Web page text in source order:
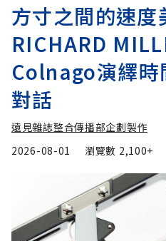
方寸之間的速度
RICHARD
Colnago演繹時
對話
遠見雜誌整合傳播部企劃製作
2026-08-01
瀏覽數 2,100+